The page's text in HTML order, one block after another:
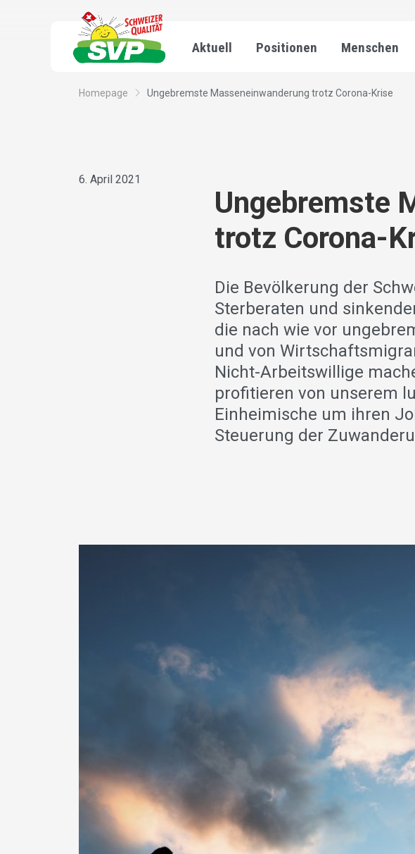
Aktuell Positionen Menschen
Homepage Ungebremste Masseneinwanderung trotz Corona-Krise
6. April 2021
Ungebremste
trotz Corona-
Die Bevölkerung der
Sterberaten und
die nach wie vor
und von
Nicht-Arbeitswillige
profitieren von unserem
Einheimische um ihren
Steuerung der